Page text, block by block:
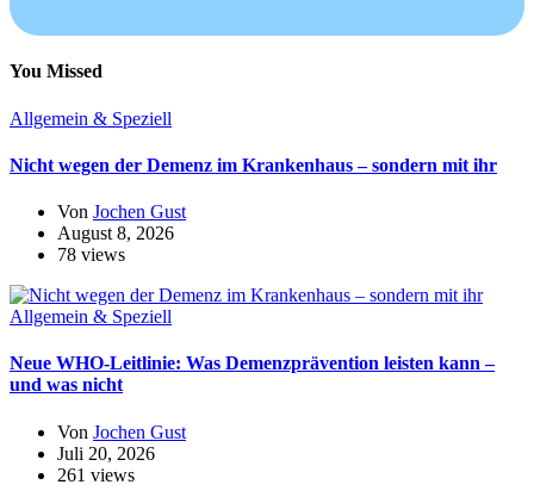
You Missed
Allgemein & Speziell
Nicht wegen der Demenz im Krankenhaus – sondern mit ihr
Von Jochen Gust
August 8, 2026
78 views
Allgemein & Speziell
Neue WHO-Leitlinie: Was Demenzprävention leisten kann –
und was nicht
Von Jochen Gust
Juli 20, 2026
261 views